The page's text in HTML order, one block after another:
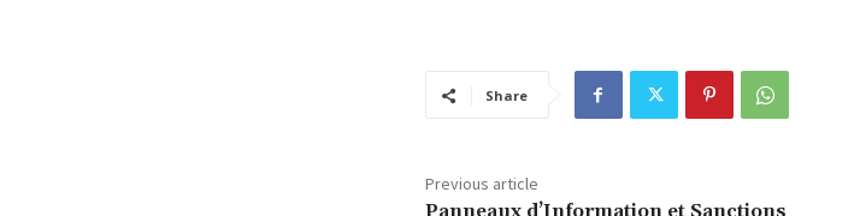
Share
Previous article